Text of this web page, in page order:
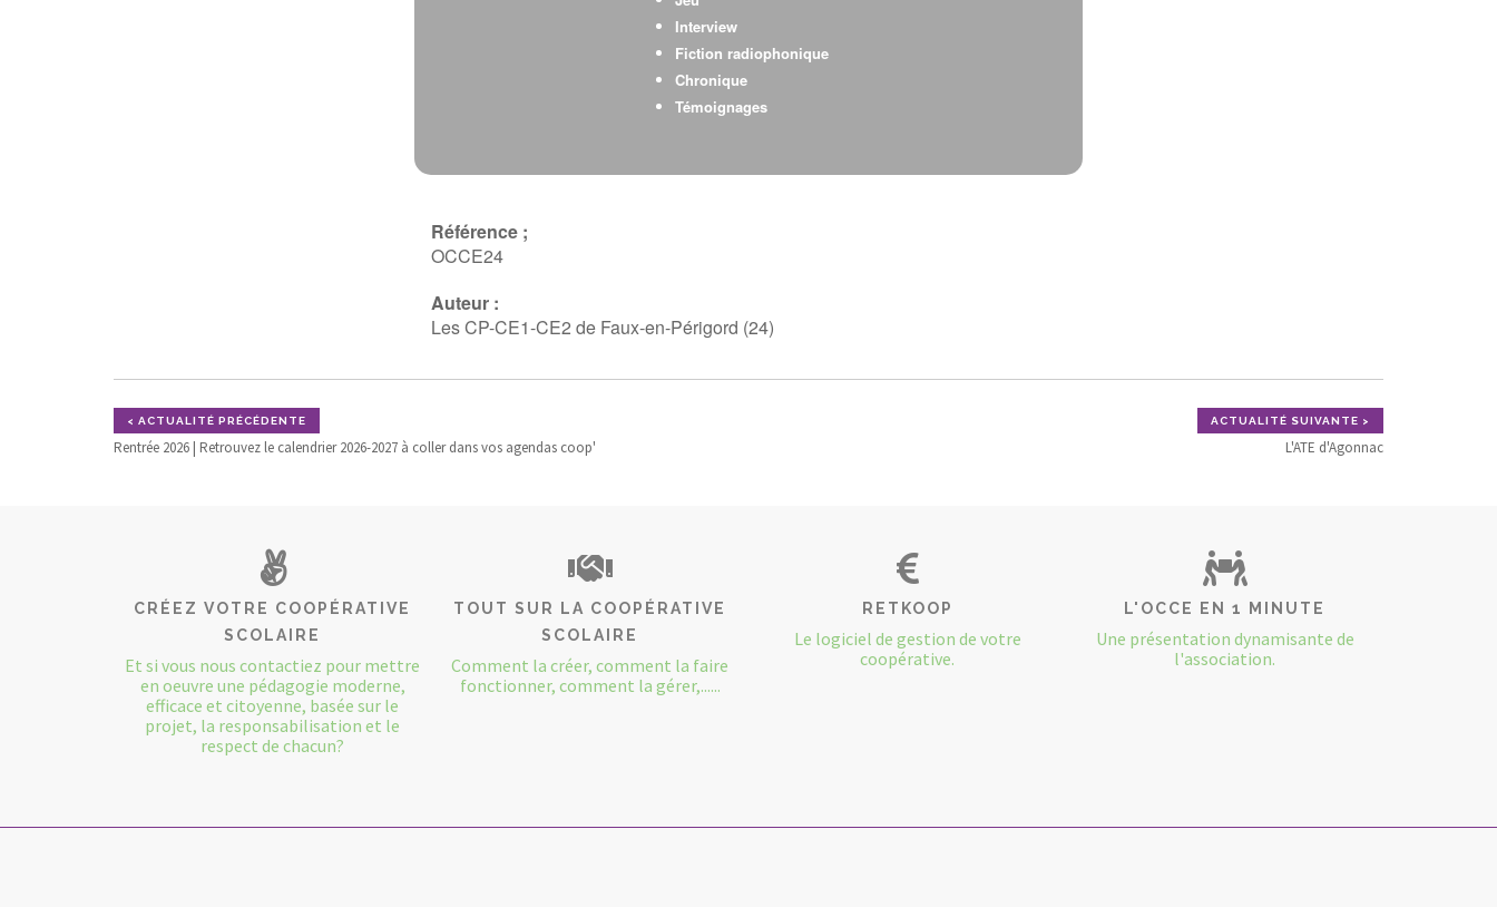
< ACTUALITÉ PRÉCÉDENTE
Rentrée 2026 | Retrouvez le calendrier 2026-2027 à coller dans vos agendas coop'
ACTUALITÉ SUIVANTE >
L'ATE d'Agonnac
CRÉEZ VOTRE COOPÉRATIVE
SCOLAIRE
Et si vous nous contactiez pour mettre
en oeuvre une pédagogie moderne,
efficace et citoyenne, basée sur le
projet, la responsabilisation et le
respect de chacun?
TOUT SUR LA COOPÉRATIVE
SCOLAIRE
Comment la créer, comment la faire
fonctionner, comment la gérer,......
RETKOOP
Le logiciel de gestion de votre
coopérative.
L'OCCE EN 1 MINUTE
Une présentation dynamisante de
l'association.